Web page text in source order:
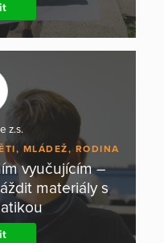
z.s.
MLÁDEŽ, RODINA
vyučujícím –
materiály s